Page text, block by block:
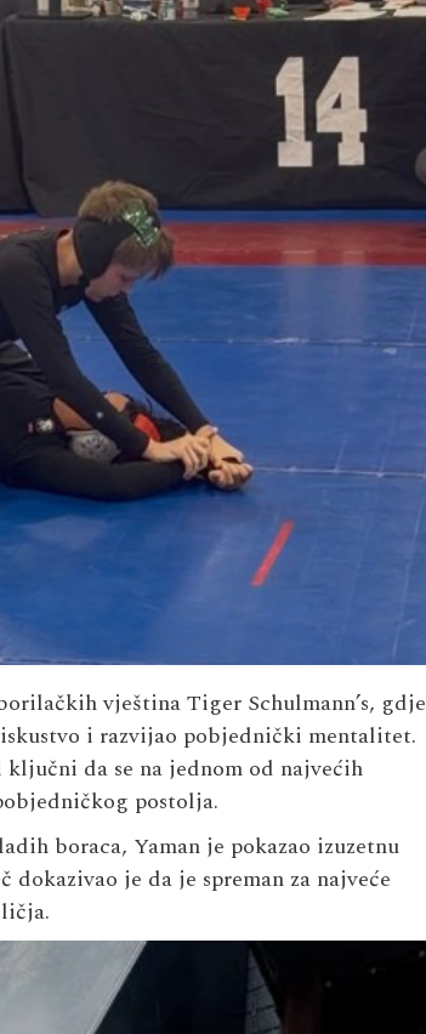
vještina Tiger Schulmann’s, gdje
i razvijao pobjednički mentalitet.
da se na jednom od najvećih
postolja.
boraca, Yaman je pokazao izuzetnu
je da je spreman za najveće